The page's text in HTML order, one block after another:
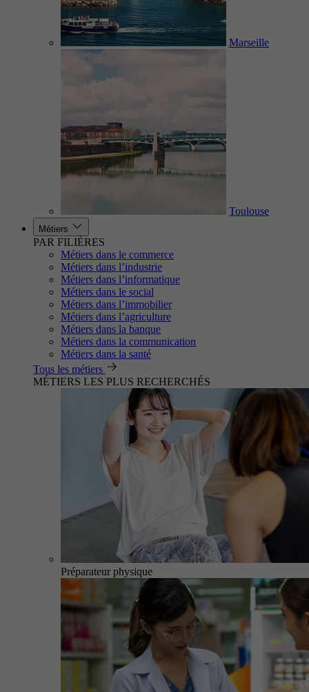
Marseille
Toulouse
Métiers
PAR FILIÈRES
Métiers dans le commerce
Métiers dans l’industrie
Métiers dans l’informatique
Métiers dans le social
Métiers dans l’immobilier
Métiers dans l’agriculture
Métiers dans la banque
Métiers dans la communication
Métiers dans la santé
Tous les métiers
MÉTIERS LES PLUS RECHERCHÉS
Préparateur physique